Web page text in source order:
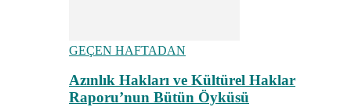
GEÇEN HAFTADAN
Azınlık Hakları ve Kültürel Haklar
Raporu’nun Bütün Öyküsü